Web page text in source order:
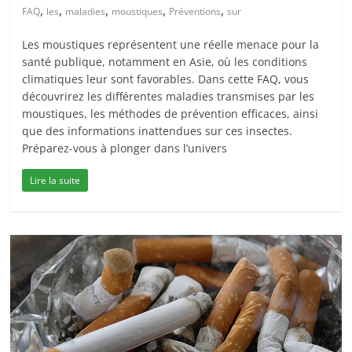
FAQ, les, maladies, moustiques, Préventions,sur
Les moustiques représentent une réelle menace pour la
santé publique, notamment en Asie, où les conditions
climatiques leur sont favorables. Dans cette FAQ, vous
découvrirez les différentes maladies transmises par les
moustiques, les méthodes de prévention efficaces, ainsi
que des informations inattendues sur ces insectes.
Préparez-vous à plonger dans l’univers
Lire la suite